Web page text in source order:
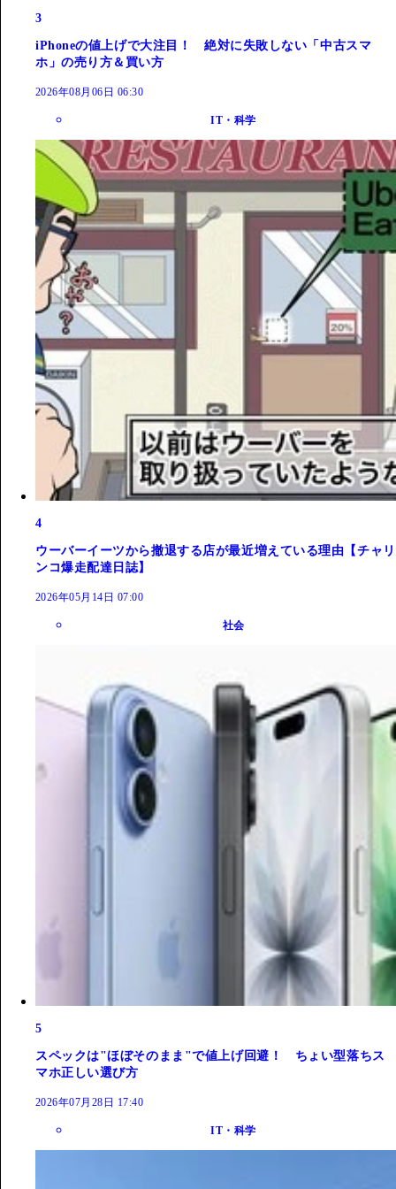
3
iPhoneの値上げで大注目！ 絶対に失敗しない「中古スマ
ホ」の売り方＆買い方
2026年08月06日 06:30
IT・科学
4
ウーバーイーツから撤退する店が最近増えている理由【チャリ
ンコ爆走配達日誌】
2026年05月14日 07:00
社会
5
スペックは"ほぼそのまま"で値上げ回避！ ちょい型落ちス
マホ正しい選び方
2026年07月28日 17:40
IT・科学